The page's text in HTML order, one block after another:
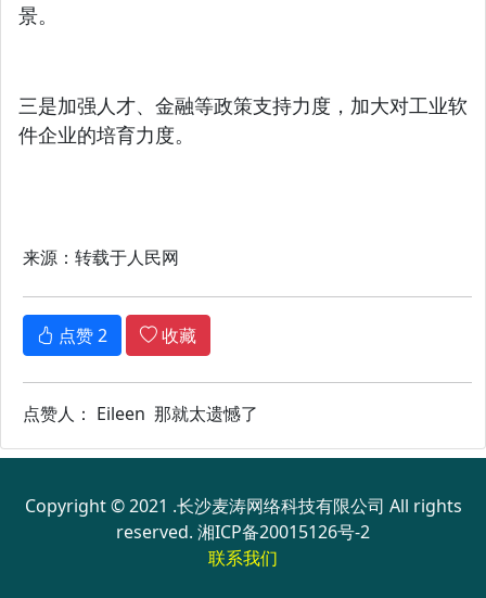
景。
三是加强人才、金融等政策支持力度，加大对工业软
件企业的培育力度。
来源：转载于人民网
点赞2 收藏
点赞人： Eileen 那就太遗憾了
Copyright © 2021 .长沙麦涛网络科技有限公司 All rights
reserved. 湘ICP备20015126号-2
联系我们